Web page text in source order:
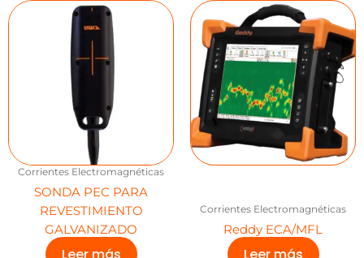
Corrientes Electromagnéticas
SONDA PEC PARA
REVESTIMIENTO
GALVANIZADO
Leer más
Corrientes Electromagnéticas
Reddy ECA/MFL
Leer más